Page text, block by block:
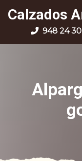
Calzados
948 24